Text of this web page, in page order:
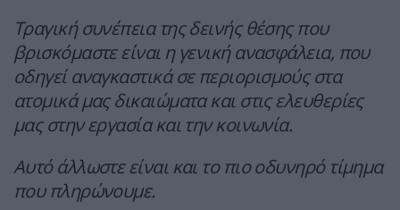
Τραγική συνέπεια της δεινής θέσης που
βρισκόμαστε είναι η γενική ανασφάλεια, που
οδηγεί αναγκαστικά σε περιορισμούς στα
ατομικά μας δικαιώματα και στις ελευθερίες
μας στην εργασία και την κοινωνία.
Αυτό άλλωστε είναι και το πιο οδυνηρό τίμημα
που πληρώνουμε.